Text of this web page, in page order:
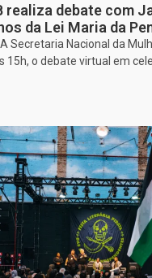
realiza debate com
da Lei Maria da
Secretaria Nacional da
15h, o debate virtual em